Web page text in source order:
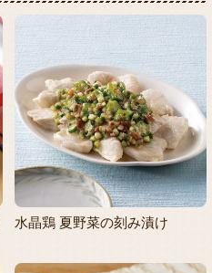
水晶鶏 夏野菜の刻み漬け